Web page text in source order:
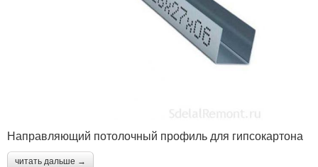
Направляющий потолочный профиль для гипсокартона
читать дальше →